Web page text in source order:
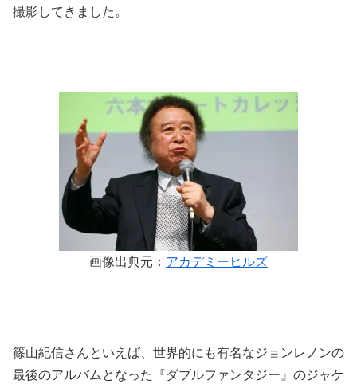
撮影してきました。
画像出典元： アカデミーヒルズ
篠山紀信さんといえば、世界的にも有名なジョンレノンの
最後のアルバムとなった『ダブルファンタジー』のジャケ